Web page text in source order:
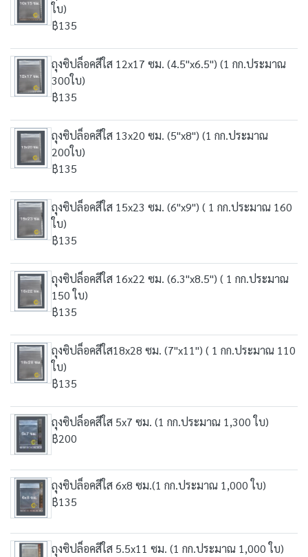
ใบ)
฿135
ถุงซิปล็อคสีใส 12x17 ซม. (4.5"x6.5") (1 กก.ประมาณ
300ใบ)
฿135
ถุงซิปล็อคสีใส 13x20 ซม. (5"x8") (1 กก.ประมาณ
200ใบ)
฿135
ถุงซิปล็อคสีใส 15x23 ซม. (6"x9") ( 1 กก.ประมาณ 160
ใบ)
฿135
ถุงซิปล็อคสีใส 16x22 ซม. (6.3"x8.5") ( 1 กก.ประมาณ
150 ใบ)
฿135
ถุงซิปล็อคสีใส18x28 ซม. (7"x11") ( 1 กก.ประมาณ 110
ใบ)
฿135
ถุงซิปล็อคสีใส 5x7 ซม. (1 กก.ประมาณ 1,300 ใบ)
฿200
ถุงซิปล็อคสีใส 6x8 ซม.(1 กก.ประมาณ 1,000 ใบ)
฿135
ถุงซิปล็อคสีใส 5.5x11 ซม. (1 กก.ประมาณ 1,000 ใบ)